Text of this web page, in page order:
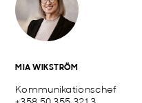
MIA WIKSTRÖM
Kommunikationschef